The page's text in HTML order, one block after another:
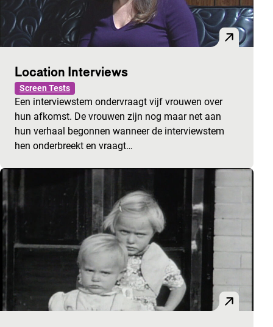
Location Interviews
Screen Tests
Een interviewstem ondervraagt vijf vrouwen over
hun afkomst. De vrouwen zijn nog maar net aan
hun verhaal begonnen wanneer de interviewstem
hen onderbreekt en vraagt…